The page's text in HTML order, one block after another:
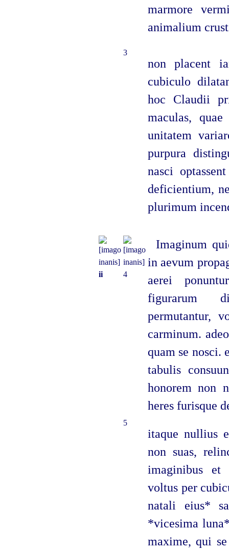
marmore
animalium
3
non placent
cubiculo
hoc Claudii
maculas,
unitatem
purpura
nasci
deficientium,
plurimum
ii 4
Imaginum
in aevum
aerei
figurarum
permutantur,
carminum.
quam se nosci.
tabulis
honorem non
heres furisque
5
itaque nullius
non suas,
imaginibus et
voltus per
natali eius*
*vicesima
maxime, qui